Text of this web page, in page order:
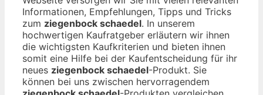
Informationen, Empfehlungen, Tipps und Tricks
zum ziegenbock schaedel. In unserem
hochwertigen Kaufratgeber erläutern wir ihnen
die wichtigsten Kaufkriterien und bieten ihnen
somit eine Hilfe bei der Kaufentscheidung für ihr
neues ziegenbock schaedel-Produkt. Sie
können bei uns zwischen hervorragendem